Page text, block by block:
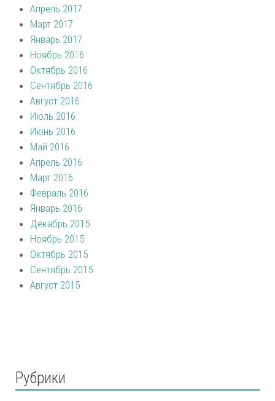
Апрель 2017
Март 2017
Январь 2017
Ноябрь 2016
Октябрь 2016
Сентябрь 2016
Август 2016
Июль 2016
Июнь 2016
Май 2016
Апрель 2016
Март 2016
Февраль 2016
Январь 2016
Декабрь 2015
Ноябрь 2015
Октябрь 2015
Сентябрь 2015
Август 2015
Рубрики